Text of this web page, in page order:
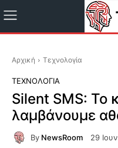
Αρχική Τεχνολογία
ΤΕΧΝΟΛΟΓΊΑ
Silent SMS: Το
λαμβάνουμε
By NewsRoom 29